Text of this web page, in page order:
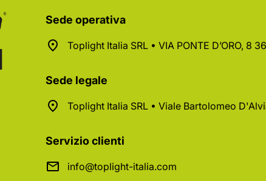
Sede operativa
Toplight Italia SRL • VIA PONTE D’ORO, 8
Sede legale
Toplight Italia SRL • Viale Bartolomeo
Servizio clienti
info@toplight-italia.com